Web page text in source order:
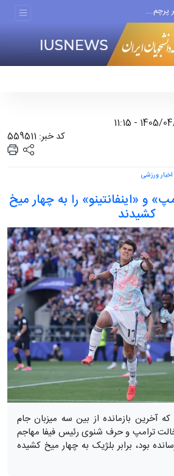
با...
کد خبر: 559511
ورزشی
و «اینفانتینو» را به چهار میخ
کشیدند
که آخرین بازمانده از بین سه میزبان جام
و با دخالت ترامپ و حرف شنوی رئیس فیفا مهاجم
بود، برابر بلژیک به چهار میخ کشیده